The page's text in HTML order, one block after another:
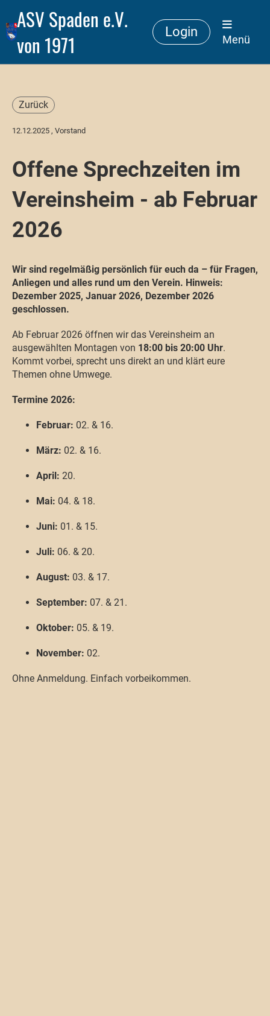
ASV Spaden e.V.
von 1971
Login
Menü
Zurück
12.12.2025 , Vorstand
Offene Sprechzeiten im
Vereinsheim - ab Februar
2026
Wir sind regelmäßig persönlich für euch da – für Fragen,
Anliegen und alles rund um den Verein. Hinweis:
Dezember 2025, Januar 2026, Dezember 2026
geschlossen.
Ab Februar 2026 öffnen wir das Vereinsheim an
ausgewählten Montagen von 18:00 bis 20:00 Uhr.
Kommt vorbei, sprecht uns direkt an und klärt eure
Themen ohne Umwege.
Termine 2026:
Februar: 02. & 16.
März: 02. & 16.
April: 20.
Mai: 04. & 18.
Juni: 01. & 15.
Juli: 06. & 20.
August: 03. & 17.
September: 07. & 21.
Oktober: 05. & 19.
November: 02.
Ohne Anmeldung. Einfach vorbeikommen.